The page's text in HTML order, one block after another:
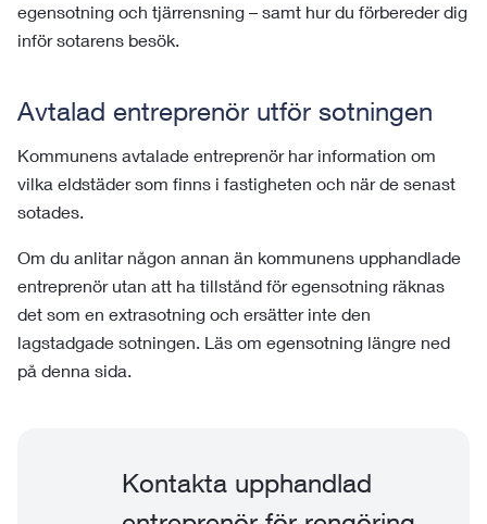
egensotning och tjärrensning – samt hur du förbereder dig
inför sotarens besök.
Avtalad entreprenör utför sotningen
Kommunens avtalade entreprenör har information om
vilka eldstäder som finns i fastigheten och när de senast
sotades.
Om du anlitar någon annan än kommunens upphandlade
entreprenör utan att ha tillstånd för egensotning räknas
det som en extrasotning och ersätter inte den
lagstadgade sotningen. Läs om egensotning längre ned
på denna sida.
Kontakta upphandlad